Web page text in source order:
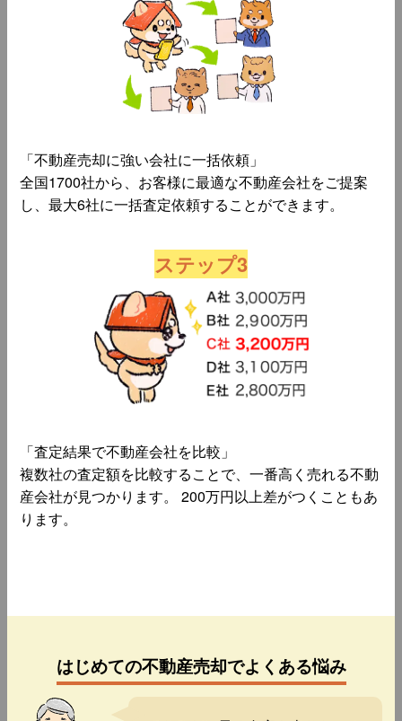
「不動産売却に強い会社に一括依頼」
全国1700社から、お客様に最適な不動産会社をご提案
し、最大6社に一括査定依頼することができます。
ステップ3
「査定結果で不動産会社を比較」
複数社の査定額を比較することで、一番高く売れる不動
産会社が見つかります。 200万円以上差がつくこともあ
ります。
はじめての不動産売却でよくある悩み